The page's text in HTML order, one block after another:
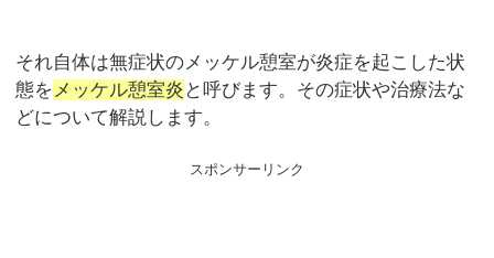
それ自体は無症状のメッケル憩室が炎症を起こした状
態を メッケル憩室炎 と呼びます。その症状や治療法な
どについて解説します。
スポンサーリンク